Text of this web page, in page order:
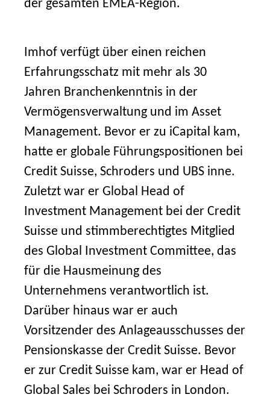
der gesamten EMEA-Region.
Imhof verfügt über einen reichen
Erfahrungsschatz mit mehr als 30
Jahren Branchenkenntnis in der
Vermögensverwaltung und im Asset
Management. Bevor er zu iCapital kam,
hatte er globale Führungspositionen bei
Credit Suisse, Schroders und UBS inne.
Zuletzt war er Global Head of
Investment Management bei der Credit
Suisse und stimmberechtigtes Mitglied
des Global Investment Committee, das
für die Hausmeinung des
Unternehmens verantwortlich ist.
Darüber hinaus war er auch
Vorsitzender des Anlageausschusses der
Pensionskasse der Credit Suisse. Bevor
er zur Credit Suisse kam, war er Head of
Global Sales bei Schroders in London.